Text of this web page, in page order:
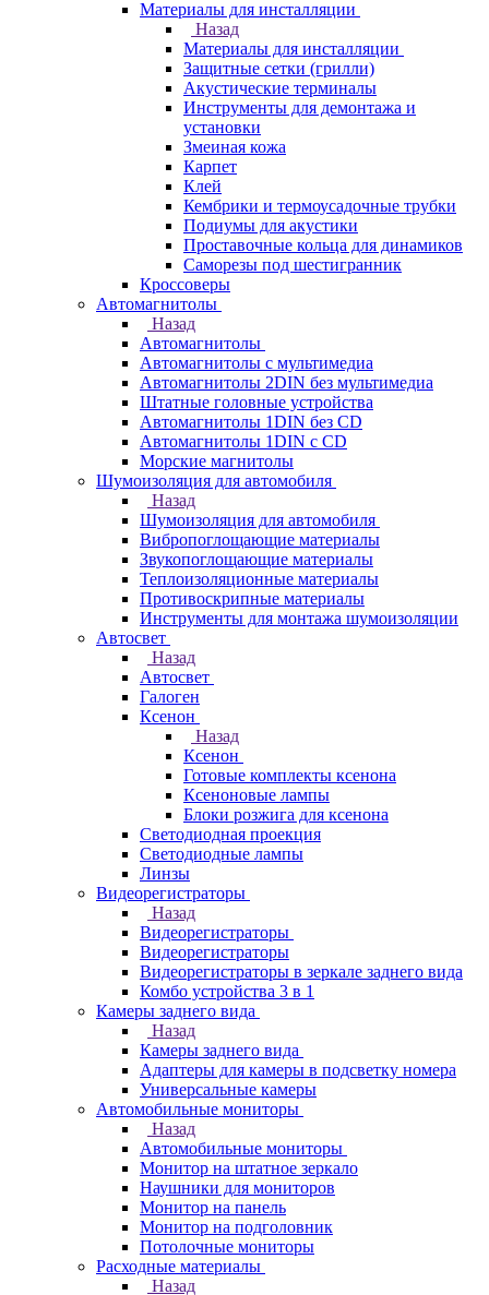
Материалы для инсталляции
Назад
Материалы для инсталляции
Защитные сетки (грилли)
Акустические терминалы
Инструменты для демонтажа и
установки
Змеиная кожа
Карпет
Клей
Кембрики и термоусадочные трубки
Подиумы для акустики
Проставочные кольца для динамиков
Саморезы под шестигранник
Кроссоверы
Автомагнитолы
Назад
Автомагнитолы
Автомагнитолы с мультимедиа
Автомагнитолы 2DIN без мультимедиа
Штатные головные устройства
Автомагнитолы 1DIN без CD
Автомагнитолы 1DIN с CD
Морские магнитолы
Шумоизоляция для автомобиля
Назад
Шумоизоляция для автомобиля
Вибропоглощающие материалы
Звукопоглощающие материалы
Теплоизоляционные материалы
Противоскрипные материалы
Инструменты для монтажа шумоизоляции
Автосвет
Назад
Автосвет
Галоген
Ксенон
Назад
Ксенон
Готовые комплекты ксенона
Ксеноновые лампы
Блоки розжига для ксенона
Светодиодная проекция
Светодиодные лампы
Линзы
Видеорегистраторы
Назад
Видеорегистраторы
Видеорегистраторы
Видеорегистраторы в зеркале заднего вида
Комбо устройства 3 в 1
Камеры заднего вида
Назад
Камеры заднего вида
Адаптеры для камеры в подсветку номера
Универсальные камеры
Автомобильные мониторы
Назад
Автомобильные мониторы
Монитор на штатное зеркало
Наушники для мониторов
Монитор на панель
Монитор на подголовник
Потолочные мониторы
Расходные материалы
Назад